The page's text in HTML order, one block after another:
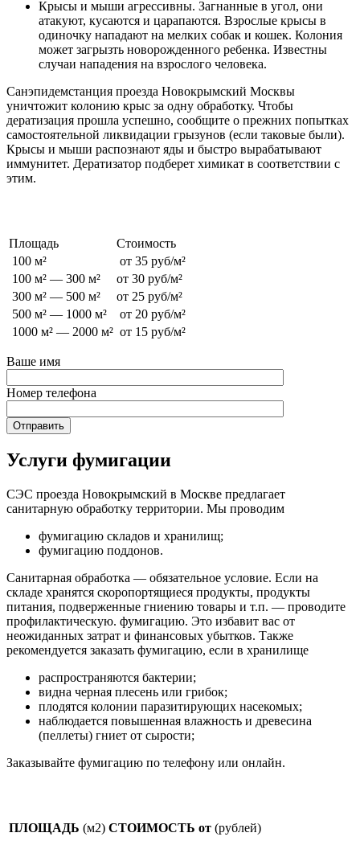
Крысы и мыши агрессивны. Загнанные в угол, они
атакуют, кусаются и царапаются. Взрослые крысы в
одиночку нападают на мелких собак и кошек. Колония
может загрызть новорожденного ребенка. Известны
случаи нападения на взрослого человека.
Санэпидемстанция проезда Новокрымский Москвы
уничтожит колонию крыс за одну обработку. Чтобы
дератизация прошла успешно, сообщите о прежних попытках
самостоятельной ликвидации грызунов (если таковые были).
Крысы и мыши распознают яды и быстро вырабатывают
иммунитет. Дератизатор подберет химикат в соответствии с
этим.
Площадь
Стоимость
100 м²
от 35 руб/м²
100 м² — 300 м²
от 30 руб/м²
300 м² — 500 м²
от 25 руб/м²
500 м² — 1000 м²
от 20 руб/м²
1000 м² — 2000 м² от 15 руб/м²
Ваше имя
Номер телефона
Услуги фумигации
СЭС проезда Новокрымский в Москве предлагает
санитарную обработку территории. Мы проводим
фумигацию складов и хранилищ;
фумигацию поддонов.
Санитарная обработка — обязательное условие. Если на
складе хранятся скоропортящиеся продукты, продукты
питания, подверженные гниению товары и т.п. — проводите
профилактическую. фумигацию. Это избавит вас от
неожиданных затрат и финансовых убытков. Также
рекомендуется заказать фумигацию, если в хранилище
распространяются бактерии;
видна черная плесень или грибок;
плодятся колонии паразитирующих насекомых;
наблюдается повышенная влажность и древесина
(пеллеты) гниет от сырости;
Заказывайте фумигацию по телефону или онлайн.
ПЛОЩАДЬ (м2) СТОИМОСТЬ от (рублей)